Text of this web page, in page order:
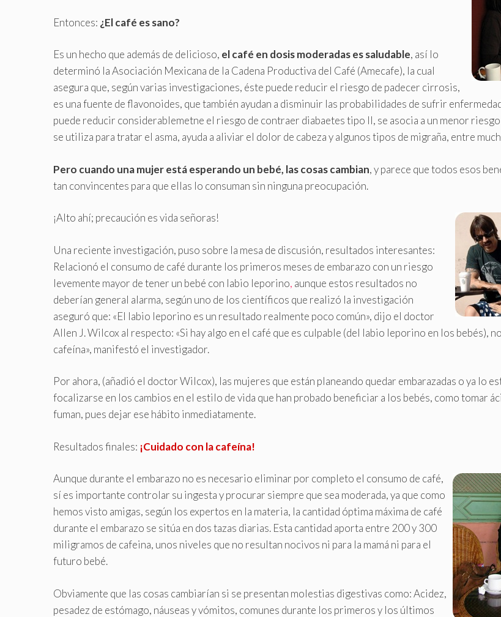
Entonces: ¿El café es sano?
Es un hecho que además de delicioso, el café en dosis moderadas es saludable, así lo
determinó la Asociación Mexicana de la Cadena Productiva del Café (Amecafe), la cual
asegura que, según varias investigaciones, éste puede reducir el riesgo de padecer cirrosis,
es una fuente de flavonoides, que también ayudan a disminuir las probabilidades de sufrir
puede reducir considerablemetne el riesgo de contraer diabaetes tipo II, se asocia a un menor
se utiliza para tratar el asma, ayuda a aliviar el dolor de cabeza y algunos tipos de migraña, entre
Pero cuando una mujer está esperando un bebé, las cosas cambian, y parece que todos esos
tan convincentes para que ellas lo consuman sin ninguna preocupación.
¡Alto ahí; precaución es vida señoras!
Una reciente investigación, puso sobre la mesa de discusión, resultados interesantes:
Relacionó el consumo de café durante los primeros meses de embarazo con un riesgo
levemente mayor de tener un bebé con labio leporino, aunque estos resultados no
deberían general alarma, según uno de los científicos que realizó la investigación
aseguró que: «El labio leporino es un resultado realmente poco común», dijo el doctor
Allen J. Wilcox al respecto: «Si hay algo en el café que es culpable (del labio leporino en los bebés),
cafeína», manifestó el investigador.
Por ahora, (añadió el doctor Wilcox), las mujeres que están planeando quedar embarazadas o ya lo
focalizarse en los cambios en el estilo de vida que han probado beneficiar a los bebés, como tomar
fuman, pues dejar ese hábito inmediatamente.
Resultados finales: ¡Cuidado con la cafeína!
Aunque durante el embarazo no es necesario eliminar por completo el consumo de café,
sí es importante controlar su ingesta y procurar siempre que sea moderada, ya que como
hemos visto amigas, según los expertos en la materia, la cantidad óptima máxima de café
durante el embarazo se sitúa en dos tazas diarias. Esta cantidad aporta entre 200 y 300
miligramos de cafeina, unos niveles que no resultan nocivos ni para la mamá ni para el
futuro bebé.
Obviamente que las cosas cambiarían si se presentan molestias digestivas como: Acidez,
pesadez de estómago, náuseas y vómitos, comunes durante los primeros y los últimos